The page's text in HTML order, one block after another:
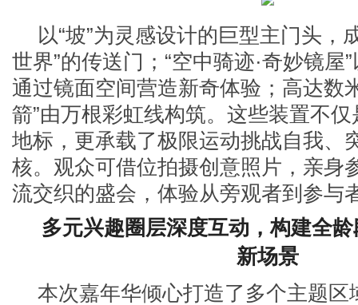
以“坡”为灵感设计的巨型主门头，
世界”的传送门；“空中骑迹·奇妙镜屋
通过镜面空间营造新奇体验；高达数
箭”由万根彩虹线构筑。这些装置不
地标，更承载了极限运动挑战自我、
核。观众可借位拍摄创意照片，亲身
流交织的盛会，体验从旁观者到参与
多元兴趣圈层深度互动，构建全
新场景
本次嘉年华倾心打造了多个主题区